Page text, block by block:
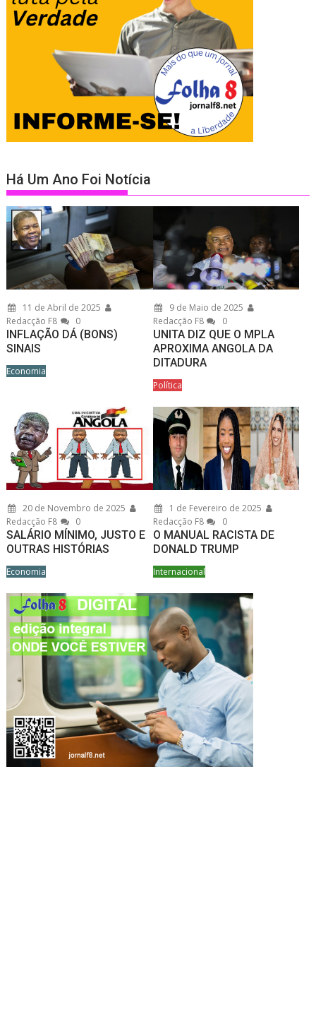
Há Um Ano Foi Notícia
11 de Abril de 2025
Redacção F8
0
INFLAÇÃO DÁ (BONS)
SINAIS
Economia
9 de Maio de 2025
Redacção F8
0
UNITA DIZ QUE O MPLA
APROXIMA ANGOLA DA
DITADURA
Política
20 de Novembro de 2025
Redacção F8
0
SALÁRIO MÍNIMO, JUSTO E
OUTRAS HISTÓRIAS
Economia
1 de Fevereiro de 2025
Redacção F8
0
O MANUAL RACISTA DE
DONALD TRUMP
Internacional